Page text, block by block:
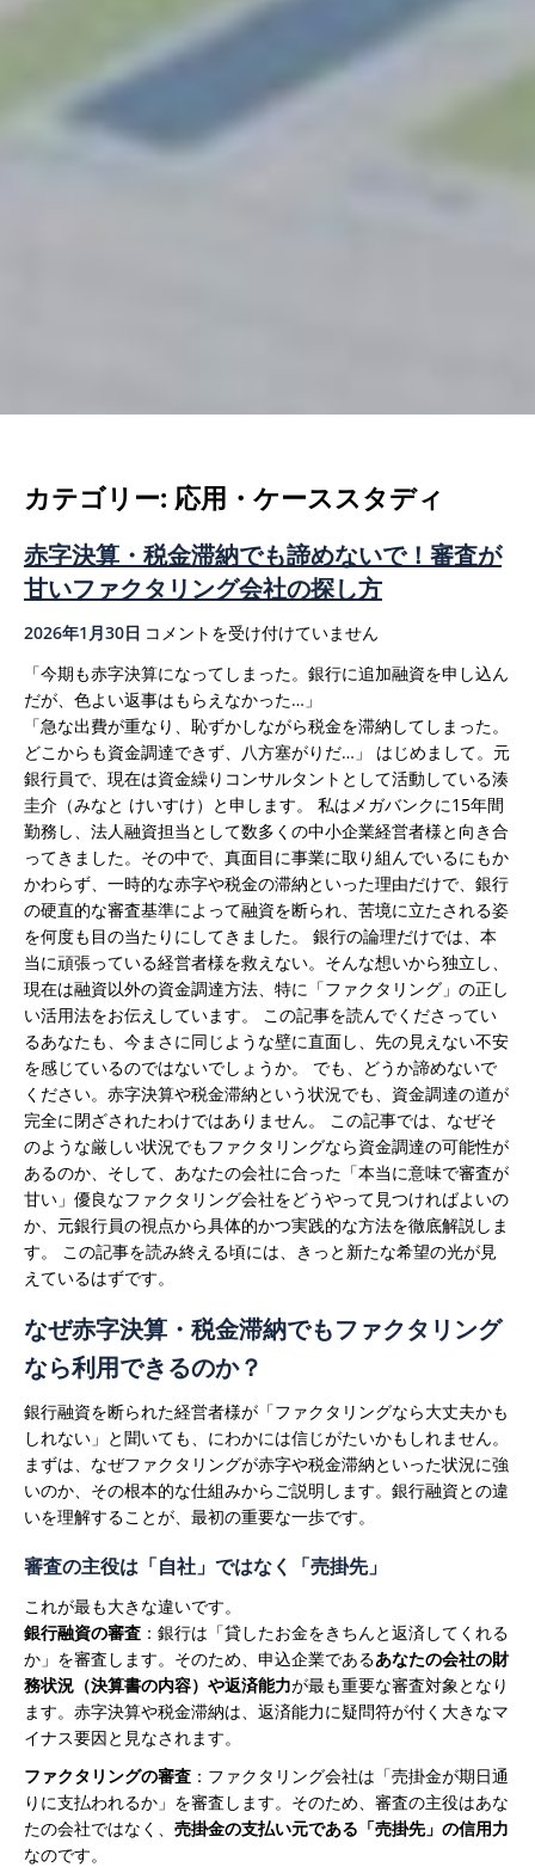
カテゴリー: 応用・ケーススタディ
赤字決算・税金滞納でも諦めないで！審査が
甘いファクタリング会社の探し方
2026年1月30日 赤
決
算・
税
金
滞
納
で
も
諦
め
な
い
で！
審
査
が
甘
い
フ
ァ
ク
タ
リ
ン
グ
会
社
探
し
方
は
コメントを受け付けていません
「今期も赤字決算になってしまった。銀行に追加融資を申し込ん
だが、色よい返事はもらえなかった…」
「急な出費が重なり、恥ずかしながら税金を滞納してしまった。
どこからも資金調達できず、八方塞がりだ…」
はじめまして。元
銀行員で、現在は資金繰りコンサルタントとして活動している湊
圭介（みなと けいすけ）と申します。
私はメガバンクに15年間
勤務し、法人融資担当として数多くの中小企業経営者様と向き合
ってきました。その中で、真面目に事業に取り組んでいるにもか
かわらず、一時的な赤字や税金の滞納といった理由だけで、銀行
の硬直的な審査基準によって融資を断られ、苦境に立たされる姿
を何度も目の当たりにしてきました。
銀行の論理だけでは、本
当に頑張っている経営者様を救えない。そんな想いから独立し、
現在は融資以外の資金調達方法、特に「ファクタリング」の正し
い活用法をお伝えしています。
この記事を読んでくださってい
るあなたも、今まさに同じような壁に直面し、先の見えない不安
を感じているのではないでしょうか。
でも、どうか諦めないで
ください。赤字決算や税金滞納という状況でも、資金調達の道が
完全に閉ざされたわけではありません。
この記事では、なぜそ
のような厳しい状況でもファクタリングなら資金調達の可能性が
あるのか、そして、あなたの会社に合った「本当に意味で審査が
甘い」優良なファクタリング会社をどうやって見つければよいの
か、元銀行員の視点から具体的かつ実践的な方法を徹底解説しま
す。
この記事を読み終える頃には、きっと新たな希望の光が見
えているはずです。
なぜ赤字決算・税金滞納でもファクタリング
なら利用できるのか？
銀行融資を断られた経営者様が「ファクタリングなら大丈夫かも
しれない」と聞いても、にわかには信じがたいかもしれません。
まずは、なぜファクタリングが赤字や税金滞納といった状況に強
いのか、その根本的な仕組みからご説明します。銀行融資との違
いを理解することが、最初の重要な一歩です。
審査の主役は「自社」ではなく「売掛先」
これが最も大きな違いです。
銀行融資の審査 ：銀行は「貸したお金をきちんと返済してくれる
か」を審査します。そのため、申込企業であるあなたの会社の財
務状況（決算書の内容）や返済能力が最も重要な審査対象となり
ます。赤字決算や税金滞納は、返済能力に疑問符が付く大きなマ
イナス要因と見なされます。
ファクタリングの審査 ：ファクタリング会社は「売掛金が期日通
りに支払われるか」を審査します。そのため、審査の主役はあな
たの会社ではなく、 売掛金の支払い元である「売掛先」の信用力
なのです。